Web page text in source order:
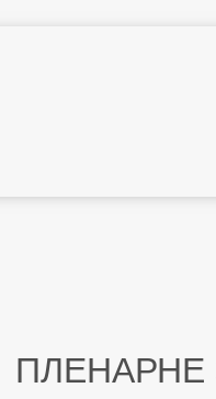
ПЛЕНАРНЕ